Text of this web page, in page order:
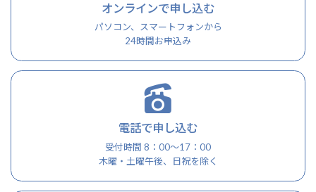
オンラインで申し込む
パソコン、スマートフォンから
24時間お申込み
電話で申し込む
受付時間 8：00～17：00
木曜・土曜午後、日祝を除く